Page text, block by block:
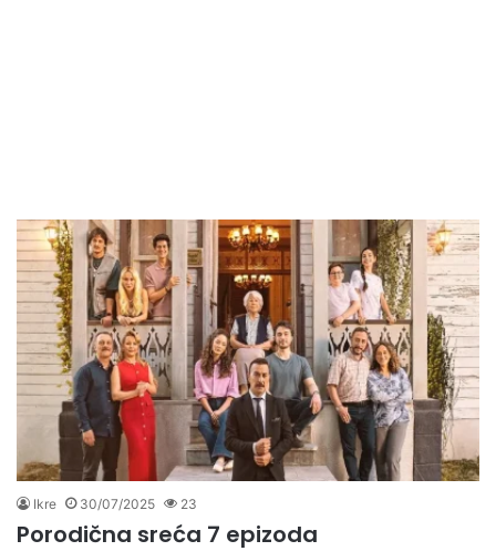
Ikre 30/07/2025 23
Porodična sreća 7 epizoda